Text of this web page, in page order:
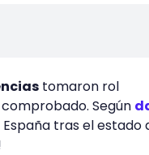
tomaron rol
Según
tras el estado